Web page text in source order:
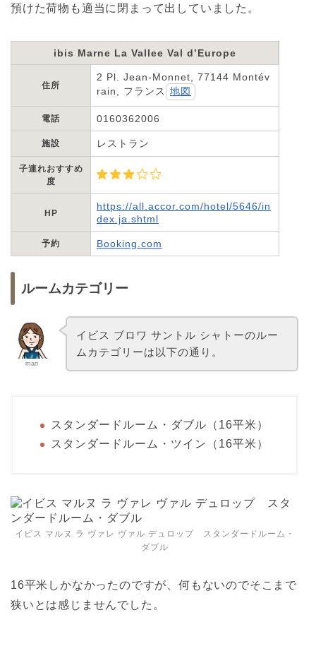
預けた荷物も適当に閉まって出していました。
ibis Marne La Vallee Val d’Europe
住所
2 Pl. Jean-Monnet, 77144 Montév
rain, フランス 地図
電話 0160362006
施設 レストラン
子連れおすすめ
度
HP
https://all.accor.com/hotel/5646/in
dex.ja.shtml
予約 Booking.com
ルームカテゴリー
mari
イビス ブロワ サントル シャトーのルー
ムカテゴリーは以下の通り。
スタンダードルーム・ダブル（16平米）
スタンダードルーム・ツイン（16平米）
イビス マルヌ ラ ヴァレ ヴァル デュロップ スタンダードルーム・
ダブル
16平米しかなかったのですが、何もないのでそこまで
狭いとは感じませんでした。